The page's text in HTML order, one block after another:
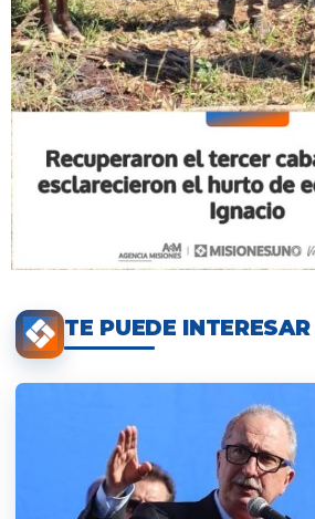
TE PUEDE INTERESAR